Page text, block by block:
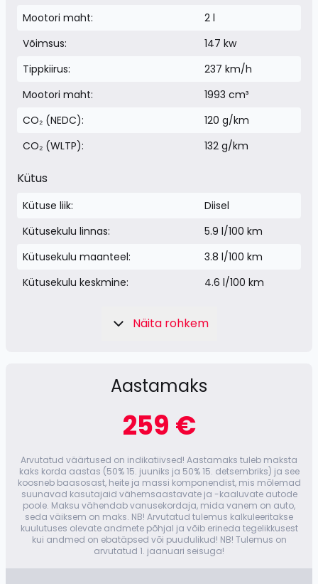
Mootori maht:
2 l
Võimsus:
147 kw
Tippkiirus:
237 km/h
Mootori maht:
1993 cm³
CO₂ (NEDC):
120 g/km
CO₂ (WLTP):
132 g/km
Kütus
Kütuse liik:
Diisel
Kütusekulu linnas:
5.9 l/100 km
Kütusekulu maanteel:
3.8 l/100 km
Kütusekulu keskmine:
4.6 l/100 km
Näita rohkem
Aastamaks
259 €
Arvutatud väärtused on indikatiivsed! Aastamaks tuleb maksta
kaks korda aastas (50% 15. juuniks ja 50% 15. detsembriks) ja see
koosneb baasosast, heite ja massi komponendist, mis mõlemad
suunavad kasutajaid vähemsaastavate ja -kaaluvate autode
poole. Maksu vähendab vanuse­kordaja, mida vanem on auto,
seda väiksem on maks. NB! Arvutatud tulemus kalkuleeritakse
kuulutuses olevate andmete põhjal ja võib erineda tegelikkusest
kui andmed on ebatäpsed või puudulikud! NB! Tulemus on
arvutatud 1. jaanuari seisuga!